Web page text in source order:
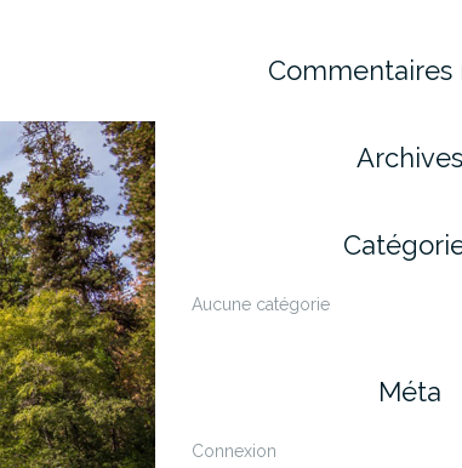
Commentaires
Archives
Aucune catégorie
Méta
Connexion